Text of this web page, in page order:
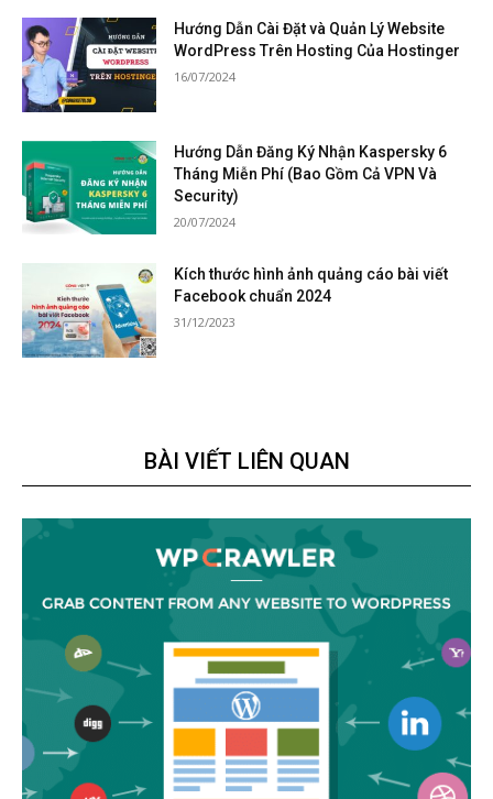
Hướng Dẫn Cài Đặt và Quản Lý Website
WordPress Trên Hosting Của Hostinger
16/07/2024
Hướng Dẫn Đăng Ký Nhận Kaspersky 6
Tháng Miễn Phí (Bao Gồm Cả VPN Và
Security)
20/07/2024
Kích thước hình ảnh quảng cáo bài viết
Facebook chuẩn 2024
31/12/2023
BÀI VIẾT LIÊN QUAN